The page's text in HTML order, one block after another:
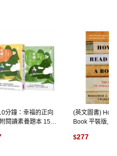
分鐘：幸福的正向
閱讀素養題本 15 x
(英文圖書)
Book 平裝版,
$277